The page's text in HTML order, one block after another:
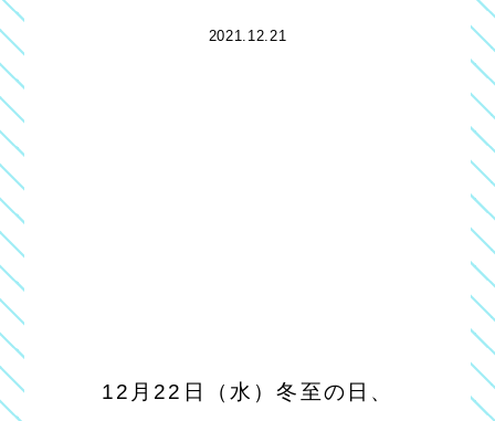
2021.12.21
12 月22日（水）冬至の日、